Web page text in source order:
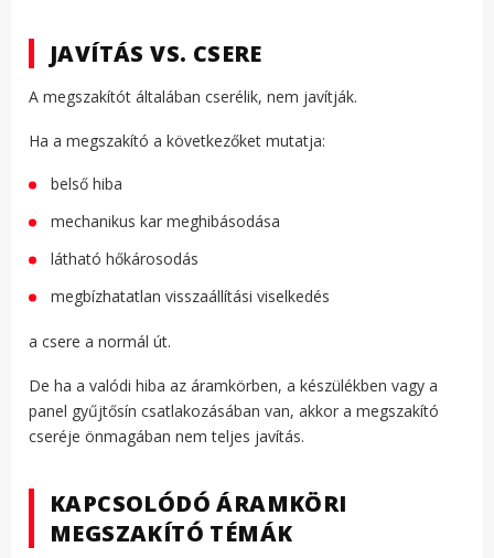
JAVÍTÁS VS. CSERE
A megszakítót általában cserélik, nem javítják.
Ha a megszakító a következőket mutatja:
belső hiba
mechanikus kar meghibásodása
látható hőkárosodás
megbízhatatlan visszaállítási viselkedés
a csere a normál út.
De ha a valódi hiba az áramkörben, a készülékben vagy a
panel gyűjtősín csatlakozásában van, akkor a megszakító
cseréje önmagában nem teljes javítás.
KAPCSOLÓDÓ ÁRAMKÖRI
MEGSZAKÍTÓ TÉMÁK